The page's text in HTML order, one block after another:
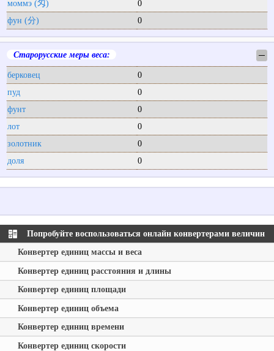
моммэ (匁)
0
фун (分)
0
Старорусские меры веса: ─
берковец
0
пуд
0
фунт
0
лот
0
золотник
0
доля
0
Попробуйте воспользоваться онлайн конвертерами величин
Конвертер единиц массы и веса
Конвертер единиц расстояния и длины
Конвертер единиц площади
Конвертер единиц объема
Конвертер единиц времени
Конвертер единиц скорости